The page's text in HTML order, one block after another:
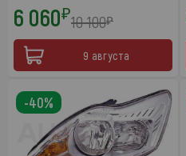
6 060₽10 100₽
9 августа
-40%